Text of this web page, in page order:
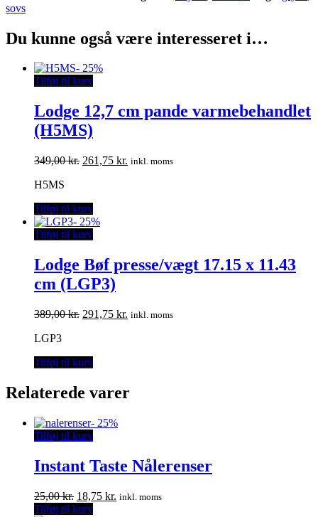
sovs
Du kunne også være interesseret i…
- 25%
Tilføj til kurv
Lodge 12,7 cm pande varmebehandlet
(H5MS)
349,00kr. Den
349,00 kr..
261,75 kr. Den
inkl. moms
H5MS
Tilføj til kurv
- 25%
Tilføj til kurv
Lodge Bøf presse/vægt 17.15 x 11.43
cm (LGP3)
389,00kr. Den
389,00 kr..
291,75 kr. Den
inkl. moms
LGP3
Tilføj til kurv
Relaterede varer
- 25%
Tilføj til kurv
Instant Taste Nålerenser
25,00kr. Den
oprindelige
18,75 kr. Den
inkl. moms
Tilføj til kurv